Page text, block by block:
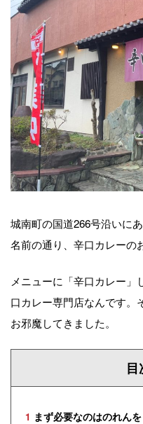
城南町の国道266号沿いに
名前の通り、辛口カレーの
メニューに「辛口カレー」
口カレー専門店なんです。
お邪魔してきました。
目
1 まず必要なのはのれん